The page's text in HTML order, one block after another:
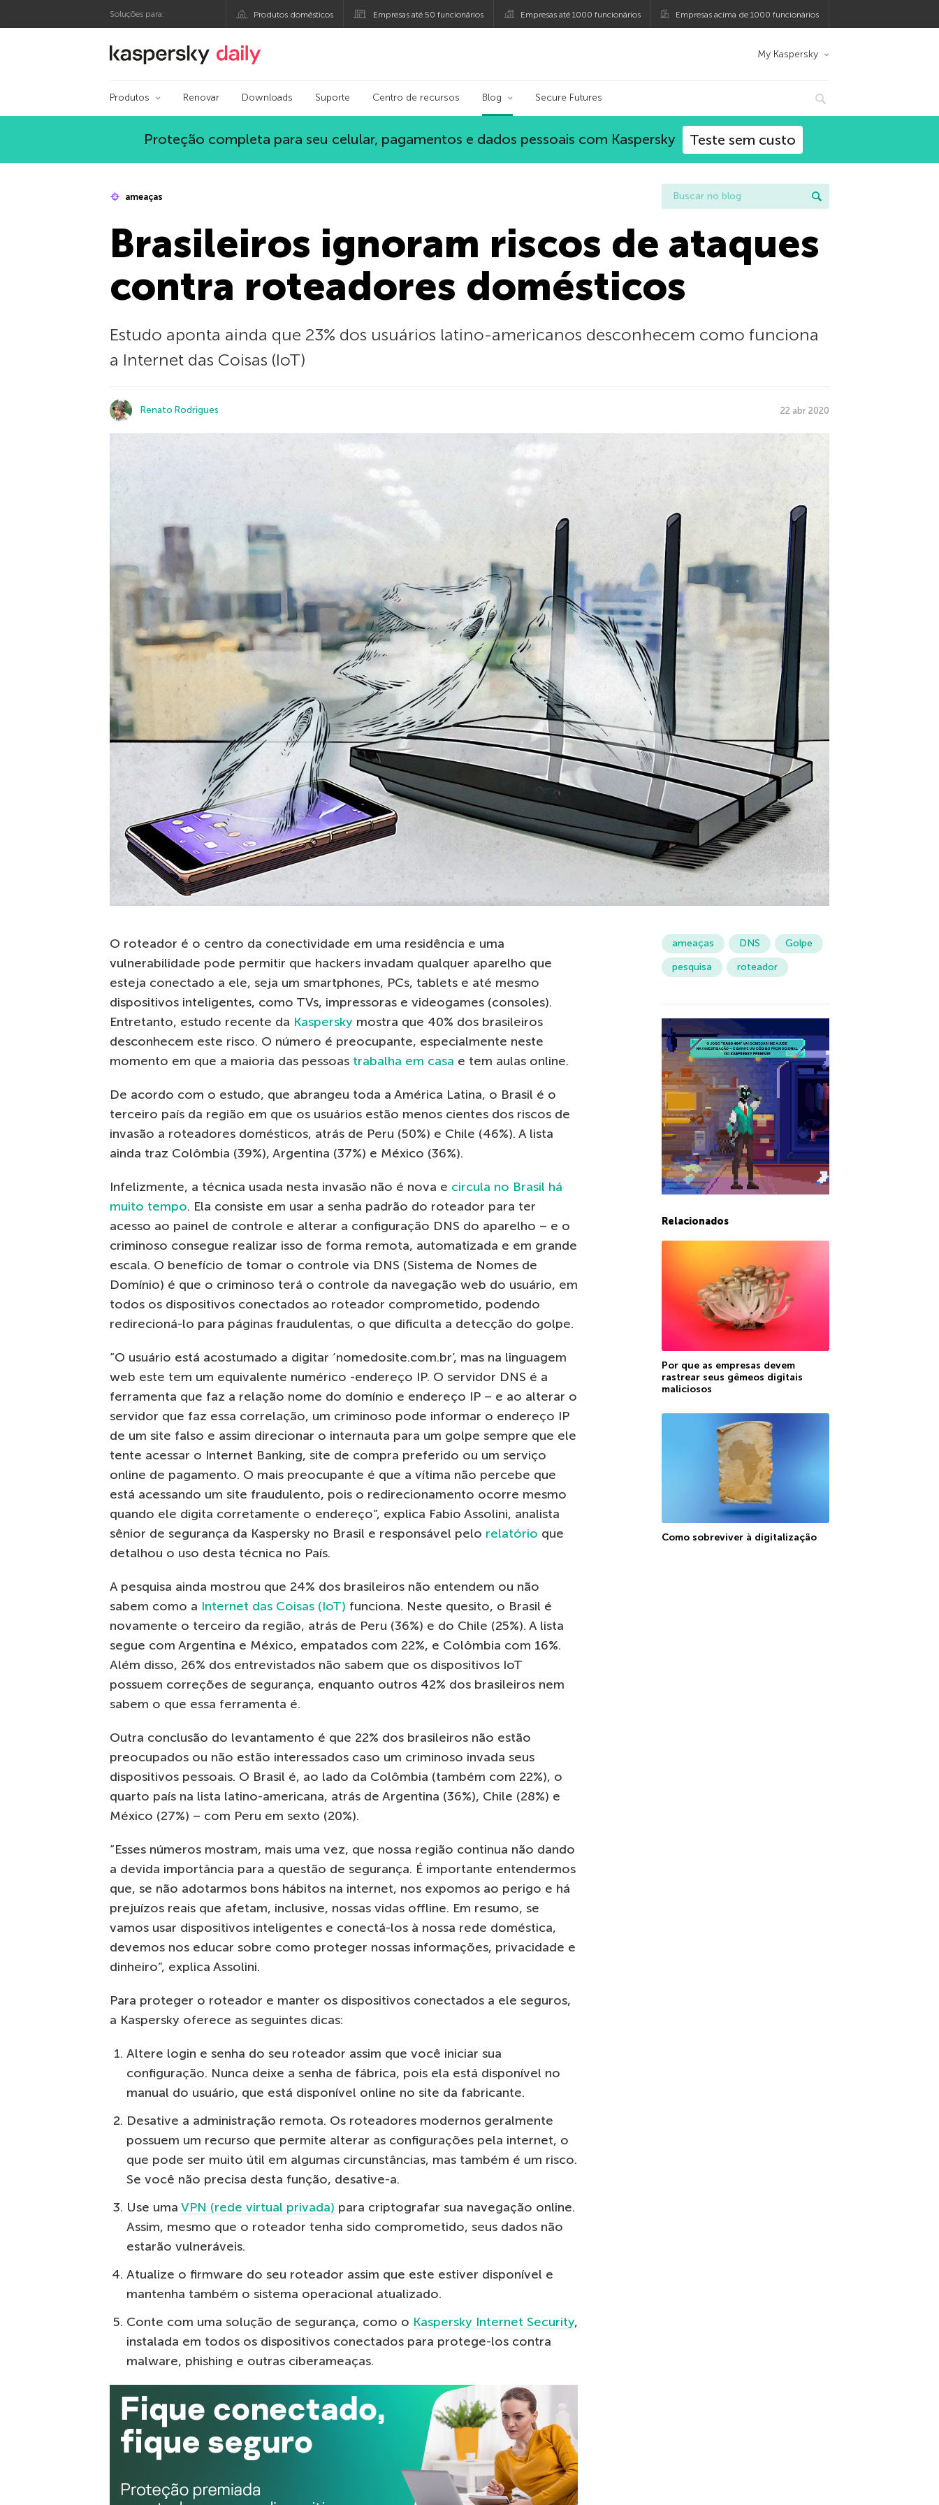
Soluções para: Produtos domésticos Empresas até 50 funcionários Empresas até 1000 funcionários Empresas acima de 1000 funcionários
Blog oficial da Kaspersky My Kaspersky
Produtos Renovar Downloads Suporte Centro de recursos Blog Secure Futures
Proteção completa para seu celular, pagamentos e dados pessoais com Kaspersky Teste sem custo
ameaças
Brasileiros ignoram riscos de ataques
contra roteadores domésticos
Estudo aponta ainda que 23% dos usuários latino-americanos desconhecem como funciona
a Internet das Coisas (IoT)
Renato Rodrigues 22 abr 2020
O roteador é o centro da conectividade em uma residência e uma
vulnerabilidade pode permitir que hackers invadam qualquer aparelho que
esteja conectado a ele, seja um smartphones, PCs, tablets e até mesmo
dispositivos inteligentes, como TVs, impressoras e videogames (consoles).
Entretanto, estudo recente da Kaspersky mostra que 40% dos brasileiros
desconhecem este risco. O número é preocupante, especialmente neste
momento em que a maioria das pessoas trabalha em casa e tem aulas online.
De acordo com o estudo, que abrangeu toda a América Latina, o Brasil é o
terceiro país da região em que os usuários estão menos cientes dos riscos de
invasão a roteadores domésticos, atrás de Peru (50%) e Chile (46%). A lista
ainda traz Colômbia (39%), Argentina (37%) e México (36%).
Infelizmente, a técnica usada nesta invasão não é nova e circula no Brasil há
muito tempo. Ela consiste em usar a senha padrão do roteador para ter
acesso ao painel de controle e alterar a configuração DNS do aparelho – e o
criminoso consegue realizar isso de forma remota, automatizada e em grande
escala. O benefício de tomar o controle via DNS (Sistema de Nomes de
Domínio) é que o criminoso terá o controle da navegação web do usuário, em
todos os dispositivos conectados ao roteador comprometido, podendo
redirecioná-lo para páginas fraudulentas, o que dificulta a detecção do golpe.
“O usuário está acostumado a digitar ‘nomedosite.com.br’, mas na linguagem
web este tem um equivalente numérico -endereço IP. O servidor DNS é a
ferramenta que faz a relação nome do domínio e endereço IP – e ao alterar o
servidor que faz essa correlação, um criminoso pode informar o endereço IP
de um site falso e assim direcionar o internauta para um golpe sempre que ele
tente acessar o Internet Banking, site de compra preferido ou um serviço
online de pagamento. O mais preocupante é que a vítima não percebe que
está acessando um site fraudulento, pois o redirecionamento ocorre mesmo
quando ele digita corretamente o endereço”, explica Fabio Assolini, analista
sênior de segurança da Kaspersky no Brasil e responsável pelo relatório que
detalhou o uso desta técnica no País.
A pesquisa ainda mostrou que 24% dos brasileiros não entendem ou não
sabem como a Internet das Coisas (IoT) funciona. Neste quesito, o Brasil é
novamente o terceiro da região, atrás de Peru (36%) e do Chile (25%). A lista
segue com Argentina e México, empatados com 22%, e Colômbia com 16%.
Além disso, 26% dos entrevistados não sabem que os dispositivos IoT
possuem correções de segurança, enquanto outros 42% dos brasileiros nem
sabem o que essa ferramenta é.
Outra conclusão do levantamento é que 22% dos brasileiros não estão
preocupados ou não estão interessados caso um criminoso invada seus
dispositivos pessoais. O Brasil é, ao lado da Colômbia (também com 22%), o
quarto país na lista latino-americana, atrás de Argentina (36%), Chile (28%) e
México (27%) – com Peru em sexto (20%).
“Esses números mostram, mais uma vez, que nossa região continua não dando
a devida importância para a questão de segurança. É importante entendermos
que, se não adotarmos bons hábitos na internet, nos expomos ao perigo e há
prejuízos reais que afetam, inclusive, nossas vidas offline. Em resumo, se
vamos usar dispositivos inteligentes e conectá-los à nossa rede doméstica,
devemos nos educar sobre como proteger nossas informações, privacidade e
dinheiro”, explica Assolini.
Para proteger o roteador e manter os dispositivos conectados a ele seguros,
a Kaspersky oferece as seguintes dicas:
Altere login e senha do seu roteador assim que você iniciar sua
configuração. Nunca deixe a senha de fábrica, pois ela está disponível no
manual do usuário, que está disponível online no site da fabricante.
Desative a administração remota. Os roteadores modernos geralmente
possuem um recurso que permite alterar as configurações pela internet, o
que pode ser muito útil em algumas circunstâncias, mas também é um risco.
Se você não precisa desta função, desative-a.
Use uma VPN (rede virtual privada) para criptografar sua navegação online.
Assim, mesmo que o roteador tenha sido comprometido, seus dados não
estarão vulneráveis.
Atualize o firmware do seu roteador assim que este estiver disponível e
mantenha também o sistema operacional atualizado.
Conte com uma solução de segurança, como o Kaspersky Internet Security,
instalada em todos os dispositivos conectados para protege-los contra
malware, phishing e outras ciberameaças.
ameaças DNS
Golpe
pesquisa
roteador
Relacionados
Por que as empresas devem
rastrear seus gêmeos digitais
maliciosos
Como sobreviver à digitalização